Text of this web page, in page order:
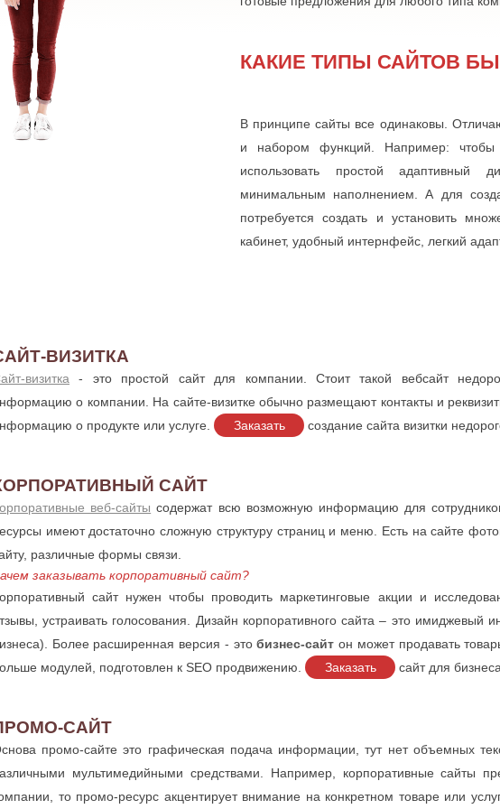
КАКИЕ ТИПЫ САЙТОВ
В принципе сайты все одинаковы.
и набором функций. Например: чтобы
использовать простой адаптивный
минимальным наполнением. А для
потребуется создать и установить
кабинет, удобный интернфейс, легкий
ВИЗИТКА
визитка - это простой сайт для компании. Стоит такой вебсайт
о компании. На сайте-визитке обычно размещают контакты и
о продукте или услуге.
Заказать создание сайта визитки
САЙТ
веб-сайты содержат всю возможную информацию для
имеют достаточно сложную структуру страниц и меню. Есть на сайте
различные формы связи.
заказывать корпоративный сайт?
сайт нужен чтобы проводить маркетинговые акции и
устраивать голосования. Дизайн корпоративного сайта – это имиджевый
Более расширенная версия - этобизнес-сайт он может продавать
модулей, подготовлен к SEO продвижению.
Заказать сайт для бизнеса.
САЙТ
промо-сайте это графическая подача информации, тут нет объемных
мультимедийными средствами. Например, корпоративные сайты
то промо-ресурс акцентирует внимание на конкретном товаре или